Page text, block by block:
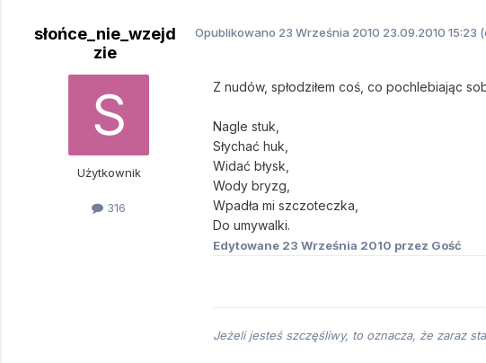
słońce_nie_wzejd
zie
Użytkownik
316
Opublikowano 23 Września 2010 23.09.2010 15:23
Z nudów, spłodziłem coś, co pochlebiając
Nagle stuk,
Słychać huk,
Widać błysk,
Wody bryzg,
Wpadła mi szczoteczka,
Do umywalki.
Edytowane 23 Września 2010 przez Gość
Jeżeli jesteś szczęśliwy, to oznacza, że zaraz